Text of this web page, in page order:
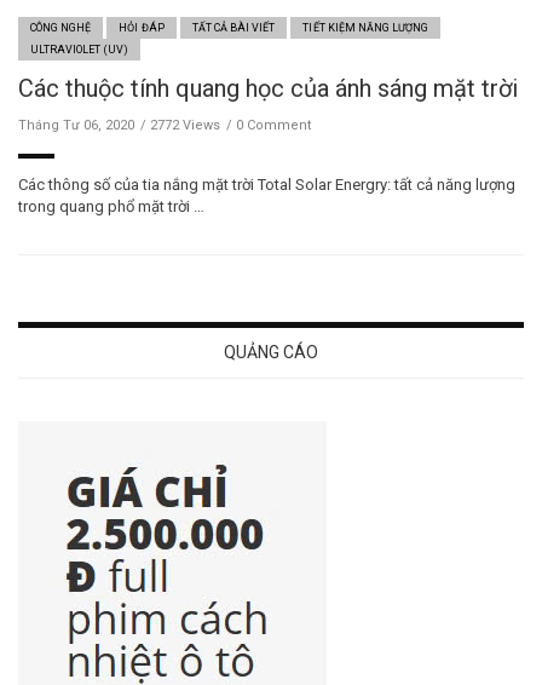
CÔNG NGHỆ HỎI ĐÁP TẤT CẢ BÀI VIẾT
TIẾT KIỆM NĂNG LƯỢNG
ULTRAVIOLET (UV)
Các thuộc tính quang học của ánh sáng mặt trời
Tháng Tư 06, 2020 2772 Views 0 Comment
Các thông số của tia nắng mặt trời Total Solar Energry: tất cả năng lượng
trong quang phổ mặt trời …
QUẢNG CÁO